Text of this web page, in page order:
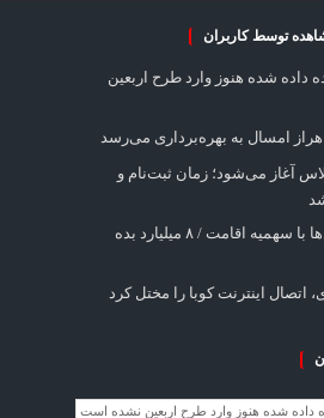
توسط کاربران
وعده داده شده هنوز وارد طرح اربعین
هراز امسال به بهره‌برداری می‌رسد
آغاز می‌شود؛ زمان ثبت‌نام و
کاسبی خارج‌نشین‌ها با سهمیه اقامت / ۸ میلیارد بده
اینترنت کوبا را مختل کرد